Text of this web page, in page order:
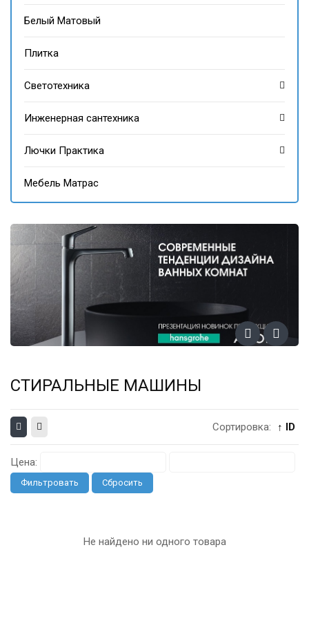
Белый Матовый
Плитка
Светотехника
Инженерная сантехника
Лючки Практика
Мебель Матрас
СТИРАЛЬНЫЕ МАШИНЫ
Сортировка: ↑ ID
Цена:
Фильтровать Сбросить
Не найдено ни одного товара